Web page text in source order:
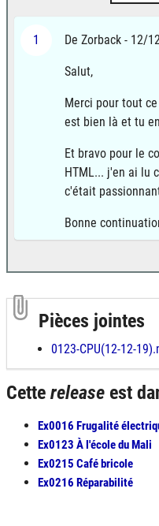
1 De Zorback - 12/
Salut,
Merci pour tout
est bien là et tu
Et bravo pour le
HTML... j'en ai lu
c'était
Bonne
Pièces jointes
0123-CPU(12-12-
Cette release est
Ex0016 Frugalité
Ex0123 À l'école du Mali
Ex0215 Café bricole
Ex0216 Réparabilité